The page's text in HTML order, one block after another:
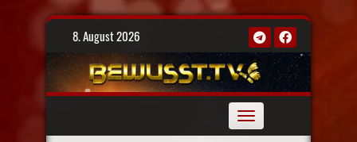
Skip
8. August 2026
Toggle
navigation